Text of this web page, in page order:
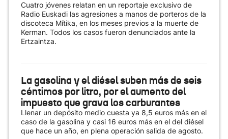
Cuatro jóvenes relatan en un reportaje exclusivo de
Radio Euskadi las agresiones a manos de porteros de la
discoteca Mítika, en los meses previos a la muerte de
Kerman. Todos los casos fueron denunciados ante la
Ertzaintza.
La gasolina y el diésel suben más de seis
céntimos por litro, por el aumento del
impuesto que grava los carburantes
Llenar un depósito medio cuesta ya 8,5 euros más en el
caso de la gasolina y casi 16 euros más en el del diésel
que hace un año, en plena operación salida de agosto.